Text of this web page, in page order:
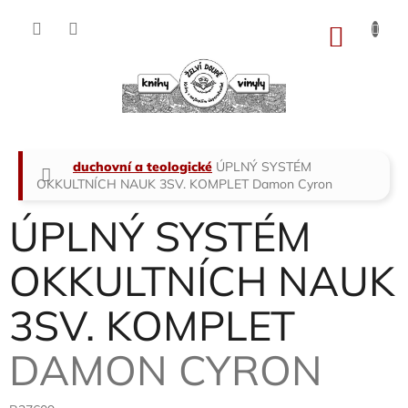
Domů
duchovní a teologické ÚPLNÝ SYSTÉM
OKKULTNÍCH NAUK 3SV. KOMPLET Damon Cyron
ÚPLNÝ SYSTÉM
OKKULTNÍCH NAUK
3SV. KOMPLET
DAMON CYRON